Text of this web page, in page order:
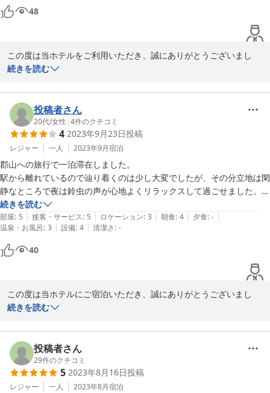
2026-05-26
48
この度は当ホテルをご利用いただき、誠にありがとうございまし
た。
お料理の味にご満足いただけた一方、品数について残念な思いをさ
せてしまい申し訳ございません。
食材価格高騰の折、すぐに品数を増やすことは難しい状況ですが、
いただいたご意見を受け止め、限られたメニューでもご満足いただ
けるよう工夫を凝らしてまいります。
これからも皆様に快適にお過ごしいただけるホテルを目指し、サー
ビス向上に努めてまいります。またのご利用を心よりお待ち申し上
セントラルホテル＜福島県＞
2026-05-26
続きを読む
投稿者さん
20代/女性 |4件のクチコミ
4 2023年9月23日投稿
レジャー 一人 2023年9月宿泊
郡山への旅行で一泊滞在しました。
駅から離れているので辿り着くのは少し大変でしたが、その分立地は閑
静なところで夜は鈴虫の声が心地よくリラックスして過ごせました。
朝食は洋食(パン)や和食(目玉焼きや納豆、味噌汁など)から自分で選ん
でお腹いっぱい食べられます。
共有スペースですが、電子レンジなどもあり、設備も十分です。
続きを読む
部屋: 5 | 接客・サービス: 5 | ロケーション: 3 | 朝食: 4 | 夕食: - |
温泉・お風呂: 3 | 設備: 4 | 清潔さ: -
40
この度は当ホテルにご宿泊いただき、誠にありがとうございまし
た。
駅からのアクセスではご足労をおかけいたしましたが、閑静な環境
でリラックスしてお過ごしいただけた様子が伺え、大変嬉しく存じ
ます。
なお、ご紹介いただきました朝食につきまして、2026年4月1日よ
続きを読む
投稿者さん
29件のクチコミ
5 2023年8月16日投稿
レジャー 一人 2023年8月宿泊